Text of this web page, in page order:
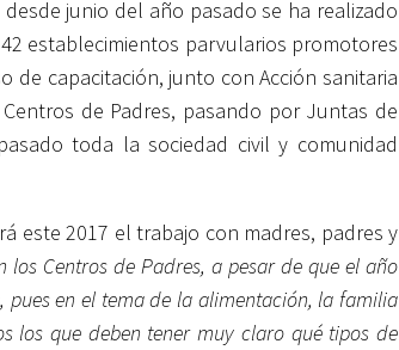
junio del año pasado se ha realizado
establecimientos parvularios promotores
de capacitación, junto con Acción sanitaria
de Padres, pasando por Juntas de
toda la sociedad civil y comunidad
este 2017 el trabajo con madres, padres y
Centros de Padres, a pesar de que el año
pues en el tema de la alimentación, la familia
los que deben tener muy claro qué tipos de